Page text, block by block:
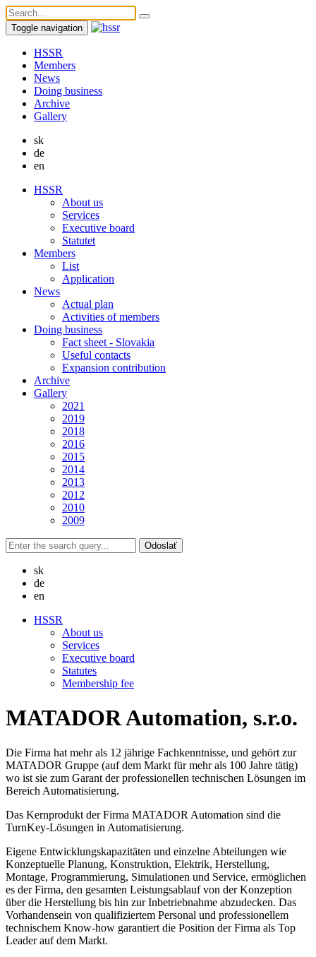
Toggle navigation
HSSR
Members
News
Doing business
Archive
Gallery
sk
de
en
HSSR
About us
Services
Executive board
Statutet
Members
List
Application
News
Actual plan
Activities of members
Doing business
Fact sheet - Slovakia
Useful contacts
Expansion contribution
Archive
Gallery
2021
2019
2018
2016
2015
2014
2013
2012
2010
2009
sk
de
en
HSSR
About us
Services
Executive board
Statutes
Membership fee
MATADOR Automation, s.r.o.
Die Firma hat mehr als 12 jährige Fachkenntnisse, und gehört zur
MATADOR Gruppe (auf dem Markt für mehr als 100 Jahre tätig)
wo ist sie zum Garant der professionellen technischen Lösungen im
Bereich Automatisierung.
Das Kernprodukt der Firma MATADOR Automation sind die
TurnKey-Lösungen in Automatisierung.
Eigene Entwicklungskapazitäten und einzelne Abteilungen wie
Konzeptuelle Planung, Konstruktion, Elektrik, Herstellung,
Montage, Programmierung, Simulationen und Service, ermöglichen
es der Firma, den gesamten Leistungsablauf von der Konzeption
über die Herstellung bis hin zur Inbetriebnahme abzudecken. Das
Vorhandensein von qualifiziertem Personal und professionellem
technischem Know-how garantiert die Position der Firma als Top
Leader auf dem Markt.